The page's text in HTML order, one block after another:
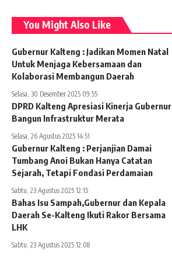
You Might Also Like
Gubernur Kalteng : Jadikan Momen Natal
Untuk Menjaga Kebersamaan dan
Kolaborasi Membangun Daerah
Selasa, 30 Desember 2025 09:55
DPRD Kalteng Apresiasi Kinerja Gubernur
Bangun Infrastruktur Merata
Selasa, 26 Agustus 2025 14:51
Gubernur Kalteng : Perjanjian Damai
Tumbang Anoi Bukan Hanya Catatan
Sejarah, Tetapi Fondasi Perdamaian
Sabtu, 23 Agustus 2025 12:15
Bahas Isu Sampah,Gubernur dan Kepala
Daerah Se-Kalteng Ikuti Rakor Bersama
LHK
Sabtu, 23 Agustus 2025 12:08